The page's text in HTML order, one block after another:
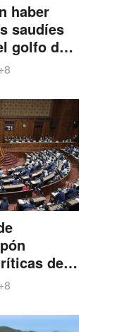
haber
saudíes
golfo de
de
y la